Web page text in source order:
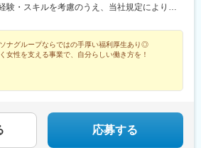
地詳細＞本社／東京都港区南青山3-1-30
験・スキルを考慮のうえ、当社規定により優
ナグループならではの手厚い福利厚生あり◎
女性を支える事業で、自分らしい働き方を！
応募する